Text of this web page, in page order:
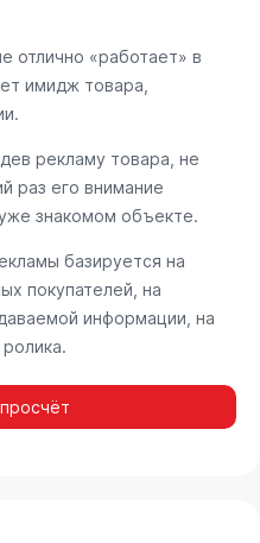
отлично «работает» в
имидж товара,
рекламу товара, не
раз его внимание
знакомом объекте.
базируется на
покупателей, на
информации, на